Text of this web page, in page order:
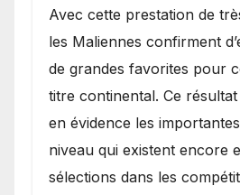
Avec cette prestation de
les Maliennes confirment
de grandes favorites pour
titre continental. Ce
en évidence les
niveau qui existent encore
sélections dans les